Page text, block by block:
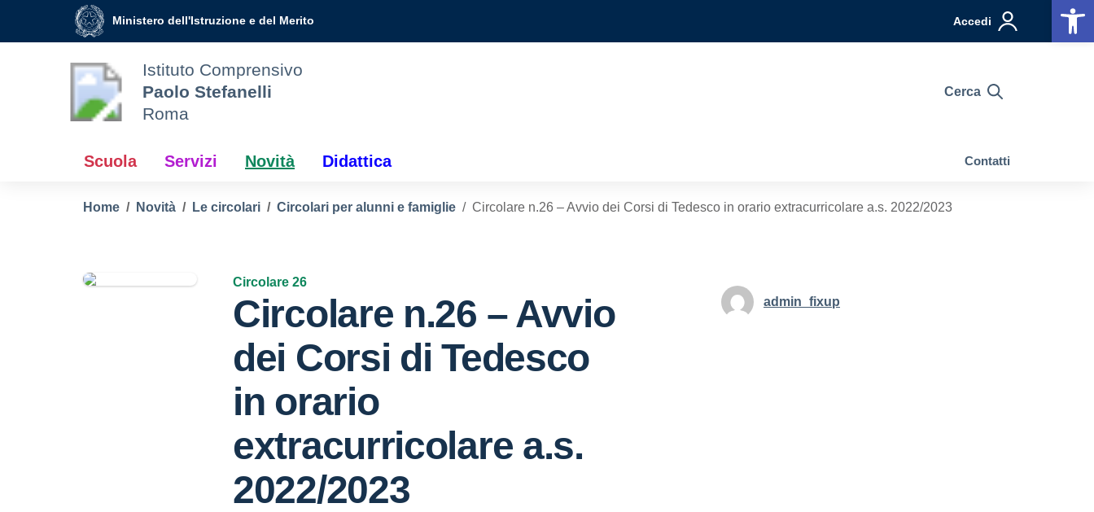
Vai ai contenuti
Vai al menu di navigazione
Ministero dell'Istruzione e del Merito Accedi
Istituto Comprensivo
Paolo Stefanelli
Roma
Cerca
Scuola Servizi Novità Didattica Contatti
Home Novità Le circolari Circolari per alunni e famiglie Circolare n.26 – Avvio dei Corsi di Tedesco in orario extracurricolare a.s. 2022/2023
Circolare 26
Circolare n.26 – Avvio
dei Corsi di Tedesco
in orario
extracurricolare a.s.
2022/2023
admin_fixup